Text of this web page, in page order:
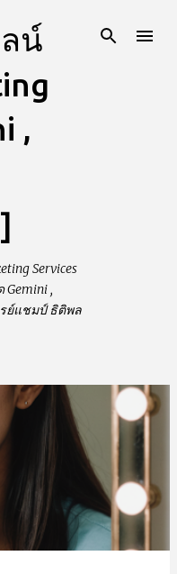
าหลัก
น์
,
Services
,
รย์แชมป์ ธิติพล